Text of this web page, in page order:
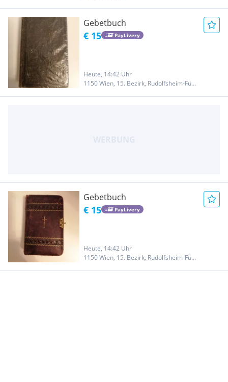
Gebetbuch
€ 15 PayLivery
Heute, 14:42 Uhr
1150 Wien, 15. Bezirk, Rudolfsheim-Fünfhaus
Gebetbuch
€ 15 PayLivery
Heute, 14:42 Uhr
1150 Wien, 15. Bezirk, Rudolfsheim-Fünfhaus